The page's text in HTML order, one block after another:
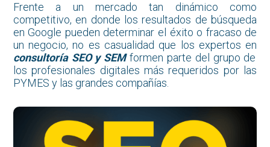
Frente a un mercado tan dinámico como
competitivo, en donde los resultados de búsqueda
en Google pueden determinar el éxito o fracaso de
un negocio, no es casualidad que los expertos en
consultoría SEO y SEMformen parte del grupo de
los profesionales digitales más requeridos por las
PYMES y las grandes compañías.